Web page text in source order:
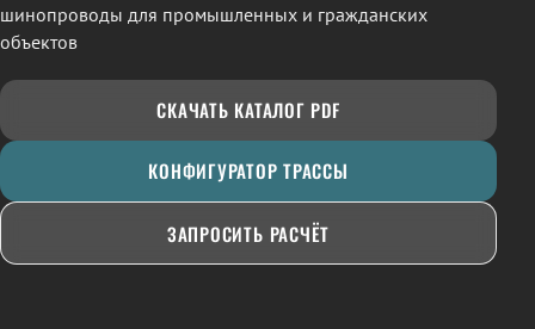
шинопроводы для промышленных и гражданских
объектов
СКАЧАТЬ КАТАЛОГ PDF
КОНФИГУРАТОР ТРАССЫ
ЗАПРОСИТЬ РАСЧЁТ